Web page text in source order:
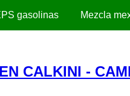
gasolinas Mezcla
CALKINI -